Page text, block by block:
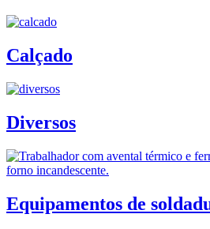
Calçado
Diversos
Equipamentos de